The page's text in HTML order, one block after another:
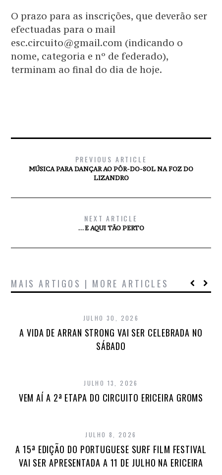
O prazo para as inscrições, que deverão ser
efectuadas para o mail
esc.circuito@gmail.com (indicando o
nome, categoria e nº de federado),
terminam ao final do dia de hoje.
PREVIOUS ARTICLE
MÚSICA PARA DANÇAR AO PÔR-DO-SOL NA FOZ DO
LIZANDRO
NEXT ARTICLE
… E AQUI TÃO PERTO
MAIS ARTIGOS | MORE ARTICLES
JULHO 30, 2026
A VIDA DE ARRAN STRONG VAI SER CELEBRADA NO
SÁBADO
JULHO 13, 2026
VEM AÍ A 2ª ETAPA DO CIRCUITO ERICEIRA GROMS
JULHO 8, 2026
A 15ª EDIÇÃO DO PORTUGUESE SURF FILM FESTIVAL
VAI SER APRESENTADA A 11 DE JULHO NA ERICEIRA